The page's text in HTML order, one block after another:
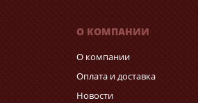
О КОМПАНИИ
О компании
Оплата и доставка
Новости